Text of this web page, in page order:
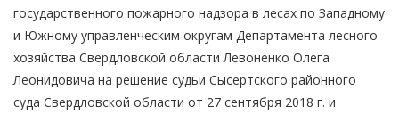
государственного пожарного надзора в лесах по Западному
и Южному управленческим округам Департамента лесного
хозяйства Свердловской области Левоненко Олега
Леонидовича на решение судьи Сысертского районного
суда Свердловской области от 27 сентября 2018 г. и